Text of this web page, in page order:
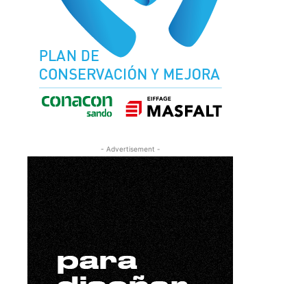
- Advertisement -